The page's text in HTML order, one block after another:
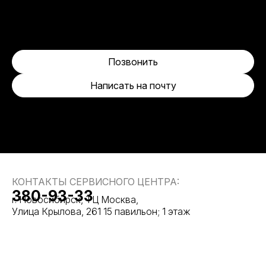
Написать на почту
Позвонить
КОНТАКТЫ СЕРВИСНОГО ЦЕНТРА:
г. Новосибирск, ТЦ Москва,
Улица Крылова, 261 15 павильон; 1 этаж
380-93-33